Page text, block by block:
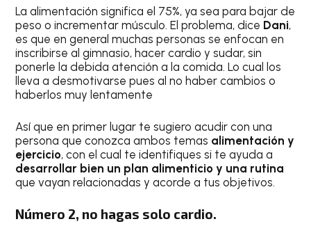
La alimentación significa el 75%, ya sea para bajar de
peso o incrementar músculo. El problema, dice Dani,
es que en general muchas personas se enfocan en
inscribirse al gimnasio, hacer cardio y sudar, sin
ponerle la debida atención a la comida. Lo cual los
lleva a desmotivarse pues al no haber cambios o
haberlos muy lentamente
Así que en primer lugar te sugiero acudir con una
persona que conozca ambos temas alimentación y
ejercicio, con el cual te identifiques si te ayuda a
desarrollar bien un plan alimenticio y una rutina
que vayan relacionadas y acorde a tus objetivos.
Número 2, no hagas solo cardio.